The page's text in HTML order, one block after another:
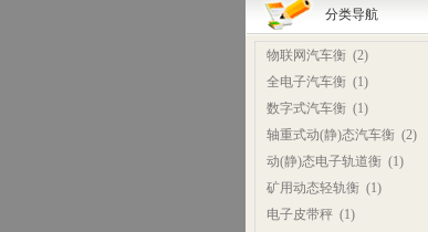
分类导航
物联网汽车衡(2)
全电子汽车衡(1)
数字式汽车衡(1)
轴重式动(静)态汽车衡(2)
动(静)态电子轨道衡(1)
矿用动态轻轨衡(1)
电子皮带秤(1)